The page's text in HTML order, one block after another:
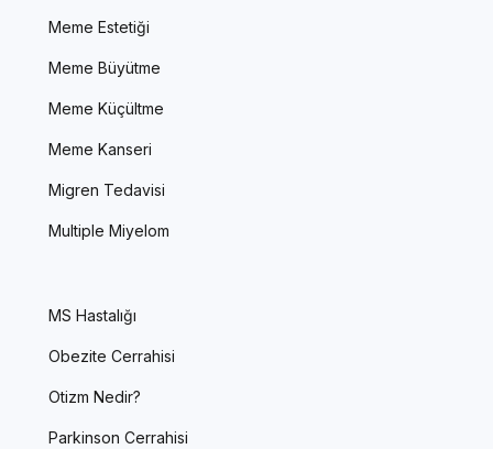
Meme Estetiği
Meme Büyütme
Meme Küçültme
Meme Kanseri
Migren Tedavisi
Multiple Miyelom
MS Hastalığı
Obezite Cerrahisi
Otizm Nedir?
Parkinson Cerrahisi